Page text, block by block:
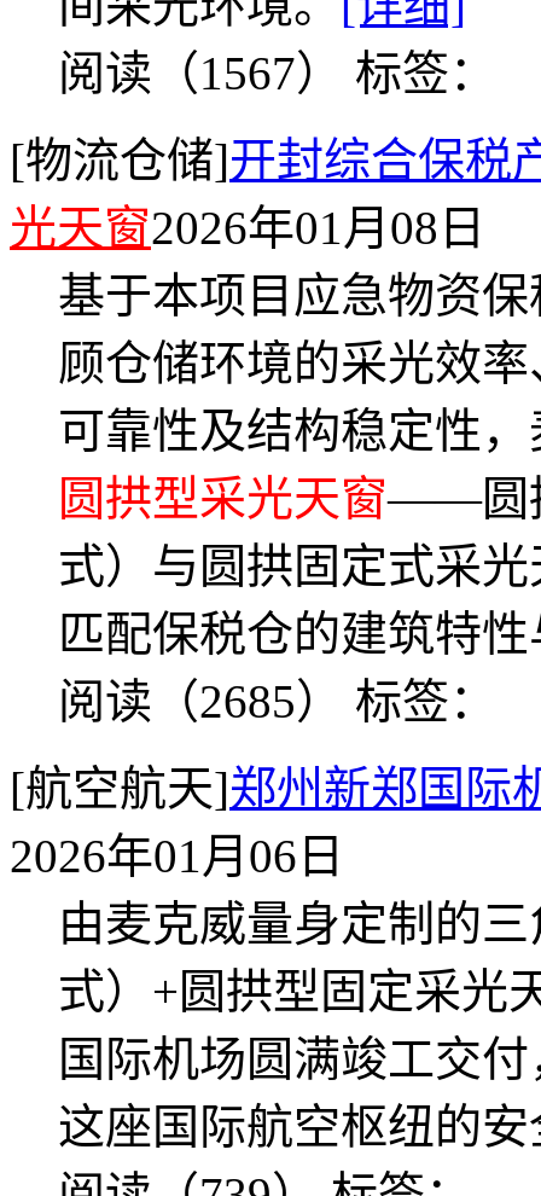
阅读（1567） 标签：
[物流仓储]开封综合保
光天窗2026年01月08日
基于本项目应急物资
顾仓储环境的采光效
可靠性及结构稳定性
圆拱型采光天窗——圆
式）与圆拱固定式采
匹配保税仓的建筑特
阅读（2685） 标签：
[航空航天]郑州新郑国
2026年01月06日
由麦克威量身定制的
式）+圆拱型固定采光
国际机场圆满竣工交
这座国际航空枢纽的